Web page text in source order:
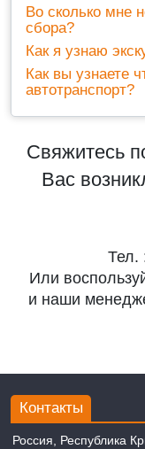
Во сколько мне
сбора?
Как я узнаю
Как вы узнаете
автотранспорт?
Свяжитесь
Вас
Тел.
Или
и наши
Контакты
Россия, Республика